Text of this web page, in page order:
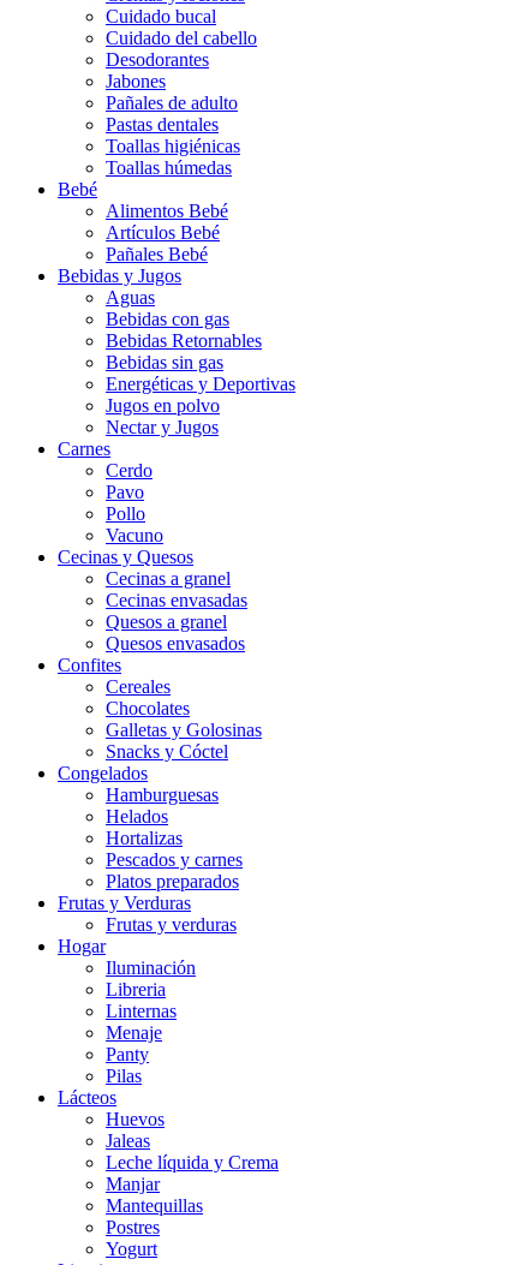
Cuidado bucal
Cuidado del cabello
Desodorantes
Jabones
Pañales de adulto
Pastas dentales
Toallas higiénicas
Toallas húmedas
Bebé
Alimentos Bebé
Artículos Bebé
Pañales Bebé
Bebidas y Jugos
Aguas
Bebidas con gas
Bebidas Retornables
Bebidas sin gas
Energéticas y Deportivas
Jugos en polvo
Nectar y Jugos
Carnes
Cerdo
Pavo
Pollo
Vacuno
Cecinas y Quesos
Cecinas a granel
Cecinas envasadas
Quesos a granel
Quesos envasados
Confites
Cereales
Chocolates
Galletas y Golosinas
Snacks y Cóctel
Congelados
Hamburguesas
Helados
Hortalizas
Pescados y carnes
Platos preparados
Frutas y Verduras
Frutas y verduras
Hogar
Iluminación
Libreria
Linternas
Menaje
Panty
Pilas
Lácteos
Huevos
Jaleas
Leche líquida y Crema
Manjar
Mantequillas
Postres
Yogurt